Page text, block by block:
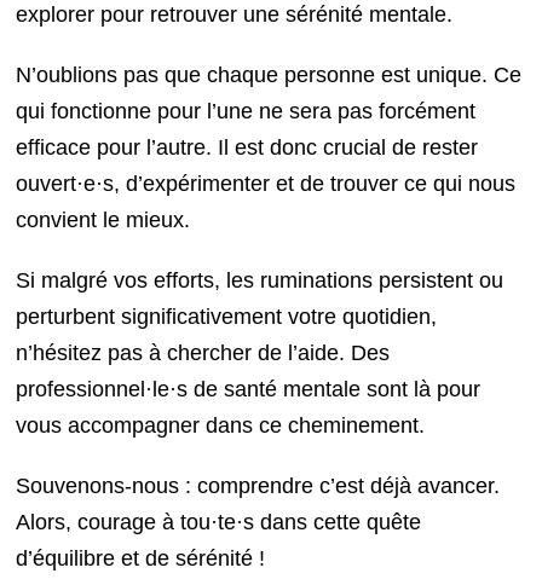
explorer pour retrouver une sérénité mentale.
N’oublions pas que chaque personne est unique. Ce
qui fonctionne pour l’une ne sera pas forcément
efficace pour l’autre. Il est donc crucial de rester
ouvert·e·s, d’expérimenter et de trouver ce qui nous
convient le mieux.
Si malgré vos efforts, les ruminations persistent ou
perturbent significativement votre quotidien,
n’hésitez pas à chercher de l’aide. Des
professionnel·le·s de santé mentale sont là pour
vous accompagner dans ce cheminement.
Souvenons-nous : comprendre c’est déjà avancer.
Alors, courage à tou·te·s dans cette quête
d’équilibre et de sérénité !